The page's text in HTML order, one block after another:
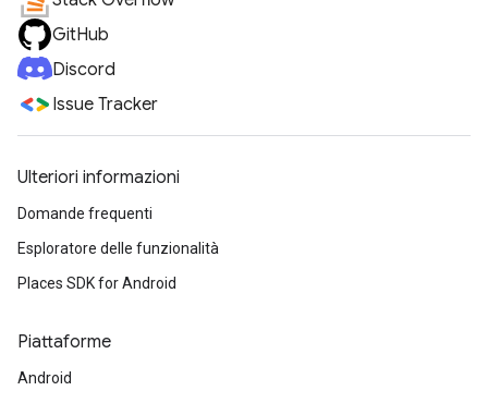
GitHub
Discord
Issue Tracker
Ulteriori informazioni
Domande frequenti
Esploratore delle funzionalità
Places SDK for Android
Piattaforme
Android